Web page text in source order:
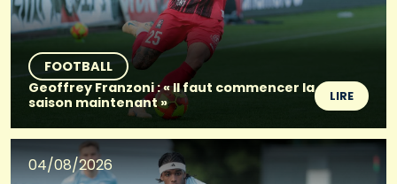
FOOTBALL
Geoffrey Franzoni : « Il faut commencer la
saison maintenant »
LIRE
04/08/2026